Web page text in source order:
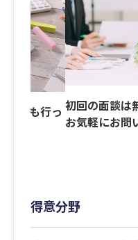
相談も行っ 初回の面談は
お気軽にお問
得意分野